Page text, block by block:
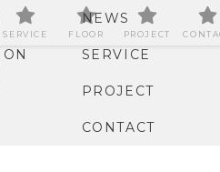
NEWS
SERVICE
PROJECT
CONTACT
SERVICE FLOOR PROJECT